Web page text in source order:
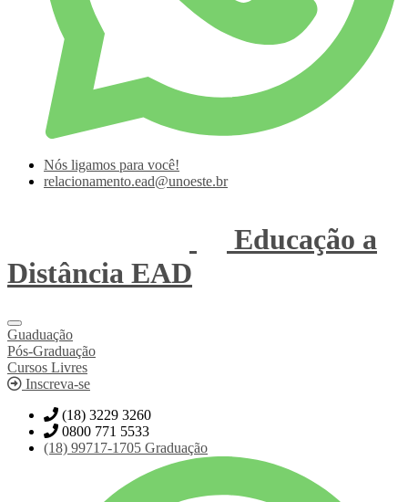
Nós ligamos para você!
relacionamento.ead@unoeste.br
Educação a
Distância EAD
Guaduação
Pós-Graduação
Cursos Livres
Inscreva-se
(18) 3229 3260
0800 771 5533
(18) 99717-1705 Graduação